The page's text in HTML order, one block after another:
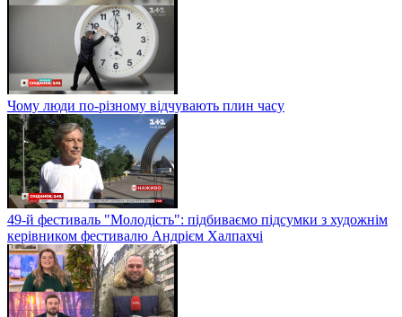
Чому люди по-різному відчувають плин часу
49-й фестиваль "Молодість": підбиваємо підсумки з художнім
керівником фестивалю Андрієм Халпахчі